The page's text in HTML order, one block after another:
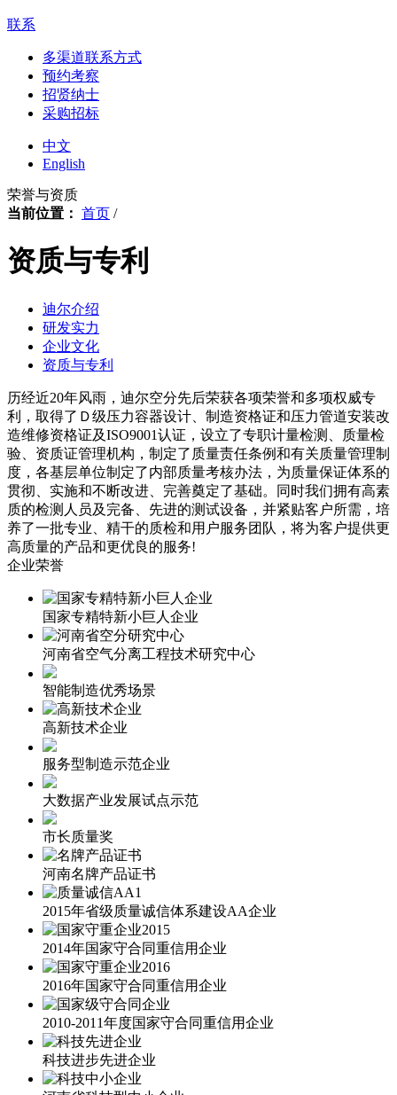
联系
多渠道联系方式
预约考察
招贤纳士
采购招标
中文
English
荣誉与资质
当前位置： 首页 /
资质与专利
迪尔介绍
研发实力
企业文化
资质与专利
历经近20年风雨，迪尔空分先后荣获各项荣誉和多项权威专
利，取得了Ｄ级压力容器设计、制造资格证和压力管道安装改
造维修资格证及ISO9001认证，设立了专职计量检测、质量检
验、资质证管理机构，制定了质量责任条例和有关质量管理制
度，各基层单位制定了内部质量考核办法，为质量保证体系的
贯彻、实施和不断改进、完善奠定了基础。同时我们拥有高素
质的检测人员及完备、先进的测试设备，并紧贴客户所需，培
养了一批专业、精干的质检和用户服务团队，将为客户提供更
高质量的产品和更优良的服务!
企业荣誉
国家专精特新小巨人企业
河南省空气分离工程技术研究中心
智能制造优秀场景
高新技术企业
服务型制造示范企业
大数据产业发展试点示范
市长质量奖
河南名牌产品证书
2015年省级质量诚信体系建设AA企业
2014年国家守合同重信用企业
2016年国家守合同重信用企业
2010-2011年度国家守合同重信用企业
科技进步先进企业